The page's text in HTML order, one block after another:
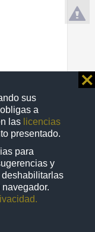
sus
a
las licencias
presentado.
para
y
⨯
con radiación
de Asuntos